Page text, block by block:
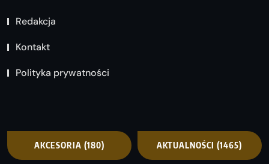
Redakcja
Kontakt
Polityka prywatności
AKCESORIA (180) AKTUALNOŚCI (1465)